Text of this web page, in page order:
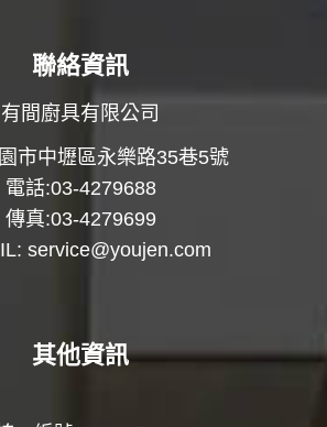
聯絡資訊
有間廚具有限公司
市中壢區永樂路35巷5號
電話:03-4279688
傳真:03-4279699
service@youjen.com
其他資訊